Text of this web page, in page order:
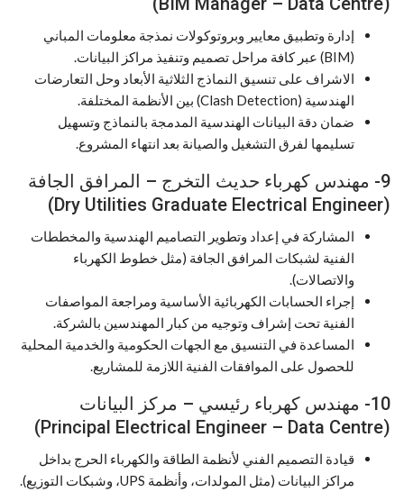
إدارة وتطبيق معايير وبروتوكولات نمذجة معلومات المباني
(BIM) عبر كافة مراحل تصميم وتنفيذ مراكز البيانات.
الاشراف على تنسيق النماذج الثلاثية الأبعاد وحل التعارضات
الهندسية (Clash Detection) بين الأنظمة المختلفة.
ضمان دقة البيانات الهندسية المدمجة بالنماذج وتسهيل
تسليمها لفرق التشغيل والصيانة بعد انتهاء المشروع.
9- مهندس كهرباء حديث التخرج – المرافق الجافة
(Dry Utilities Graduate Electrical Engineer)
المشاركة في إعداد وتطوير التصاميم الهندسية والمخططات
الفنية لشبكات المرافق الجافة (مثل خطوط الكهرباء
والاتصالات).
إجراء الحسابات الكهربائية الأساسية ومراجعة المواصفات
الفنية تحت إشراف وتوجيه من كبار المهندسين بالشركة.
المساعدة في التنسيق مع الجهات الحكومية والخدمية المحلية
للحصول على الموافقات الفنية اللازمة للمشاريع.
10- مهندس كهرباء رئيسي – مركز البيانات
(Principal Electrical Engineer – Data Centre)
قيادة التصميم الفني لأنظمة الطاقة والكهرباء الحرج بداخل
مراكز البيانات (مثل المولدات، وأنظمة UPS، وشبكات التوزيع).